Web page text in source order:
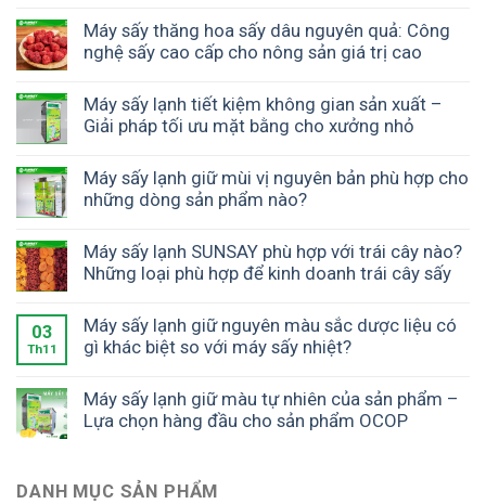
Máy sấy thăng hoa sấy dâu nguyên quả: Công
nghệ sấy cao cấp cho nông sản giá trị cao
Máy sấy lạnh tiết kiệm không gian sản xuất –
Giải pháp tối ưu mặt bằng cho xưởng nhỏ
Máy sấy lạnh giữ mùi vị nguyên bản phù hợp cho
những dòng sản phẩm nào?
Máy sấy lạnh SUNSAY phù hợp với trái cây nào?
Những loại phù hợp để kinh doanh trái cây sấy
03
Th11
Máy sấy lạnh giữ nguyên màu sắc dược liệu có
gì khác biệt so với máy sấy nhiệt?
Máy sấy lạnh giữ màu tự nhiên của sản phẩm –
Lựa chọn hàng đầu cho sản phẩm OCOP
DANH MỤC SẢN PHẨM